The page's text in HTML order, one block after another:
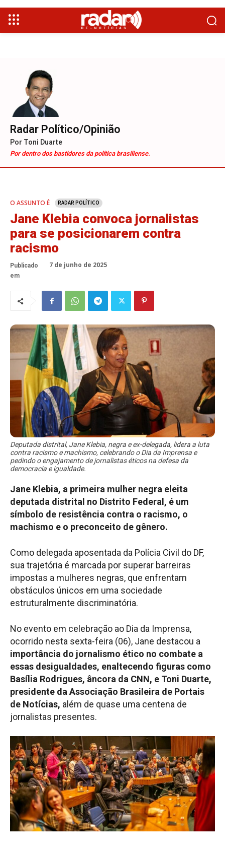
Radar Político/Opinião
Por Toni Duarte
Por dentro dos bastidores da política brasiliense.
O ASSUNTO É RADAR POLÍTICO
Jane Klebia convoca jornalistas
para se posicionarem contra
racismo
Publicado
em
7 de junho de 2025
Deputada distrital, Jane Klebia, negra e ex-delegada, lidera a luta
contra racismo e machismo, celebrando o Dia da Imprensa e
pedindo o engajamento de jornalistas éticos na defesa da
democracia e igualdade.
Jane Klebia, a primeira mulher negra eleita
deputada distrital no Distrito Federal, é um
símbolo de resistência contra o racismo, o
machismo e o preconceito de gênero.
Como delegada aposentada da Polícia Civil do DF,
sua trajetória é marcada por superar barreiras
impostas a mulheres negras, que enfrentam
obstáculos únicos em uma sociedade
estruturalmente discriminatória.
No evento em celebração ao Dia da Imprensa,
ocorrido nesta sexta-feira (06), Jane destacou a
importância do jornalismo ético no combate a
essas desigualdades, enaltecendo figuras como
Basília Rodrigues, âncora da CNN, e Toni Duarte,
presidente da Associação Brasileira de Portais
de Notícias, além de quase uma centena de
jornalistas presentes.